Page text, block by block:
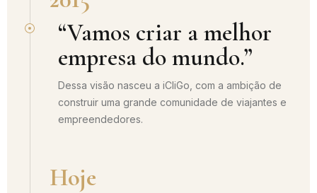
“Vamos criar a melhor
empresa do mundo.”
Dessa visão nasceu a iCliGo, com a ambição de
construir uma grande comunidade de viajantes e
empreendedores.
Hoje